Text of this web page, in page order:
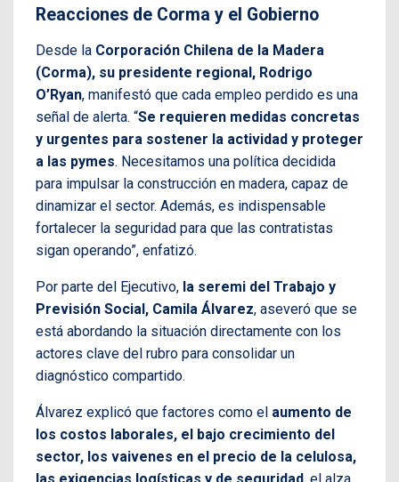
Reacciones de Corma y el Gobierno
Desde la Corporación Chilena de la Madera
(Corma), su presidente regional, Rodrigo
O’Ryan, manifestó que cada empleo perdido es una
señal de alerta. “Se requieren medidas concretas
y urgentes para sostener la actividad y proteger
a las pymes. Necesitamos una política decidida
para impulsar la construcción en madera, capaz de
dinamizar el sector. Además, es indispensable
fortalecer la seguridad para que las contratistas
sigan operando”, enfatizó.
Por parte del Ejecutivo, la seremi del Trabajo y
Previsión Social, Camila Álvarez, aseveró que se
está abordando la situación directamente con los
actores clave del rubro para consolidar un
diagnóstico compartido.
Álvarez explicó que factores como el aumento de
los costos laborales, el bajo crecimiento del
sector, los vaivenes en el precio de la celulosa,